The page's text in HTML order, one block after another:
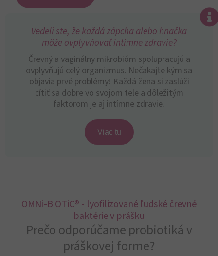
Vedeli ste, že každá zápcha alebo hnačka
môže ovplyvňovať intímne zdravie?
Črevný a vaginálny mikrobióm spolupracujú a
ovplyvňujú celý organizmus. Nečakajte kým sa
objavia prvé problémy! Každá žena si zaslúži
cítiť sa dobre vo svojom tele a dôležitým
faktorom je aj intímne zdravie.
Viac tu
OMNi-BiOTiC® - lyofilizované ľudské črevné
baktérie v prášku
Prečo odporúčame probiotiká v
práškovej forme?